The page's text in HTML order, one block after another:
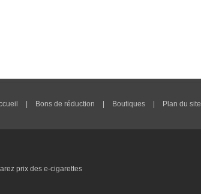
Bons de réduction Boutiques Plan du site
prix des e-cigarettes